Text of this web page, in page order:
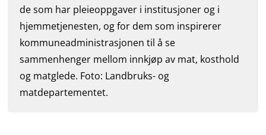
de som har pleieoppgaver i institusjoner og i
hjemmetjenesten, og for dem som inspirerer
kommuneadministrasjonen til å se
sammenhenger mellom innkjøp av mat, kosthold
og matglede. Foto: Landbruks- og
matdepartementet.